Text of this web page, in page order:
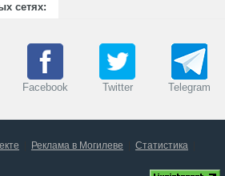
сетях:
Facebook Twitter Telegram
Реклама в Могилеве
Статистика